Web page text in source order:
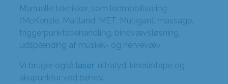
Manuelle teknikker, som ledmobilisering
(McKenzie, Maitland, MET, Mulligan), massage,
triggerpunktsbehandling, bindvævsløsning,
udspænding af muskel- og nervevæv.
Vi bruger også laser, ultralyd, kinesiotape og
akupunktur ved behov.